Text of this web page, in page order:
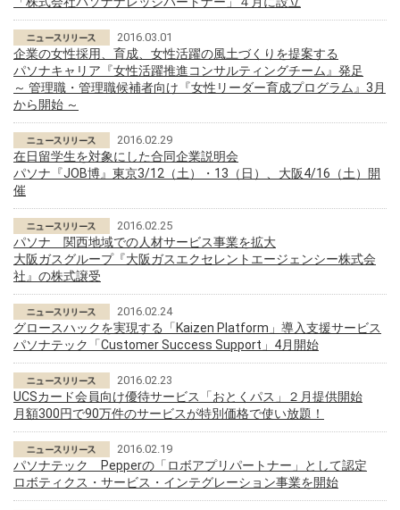
2016.03.01
企業の女性採用、育成、女性活躍の風土づくりを提案する
パソナキャリア『女性活躍推進コンサルティングチーム』発足
～ 管理職・管理職候補者向け『女性リーダー育成プログラム』3月
から開始 ～
2016.02.29
在日留学生を対象にした合同企業説明会
パソナ『JOB博』東京3/12（土）・13（日）、大阪4/16（土）開
催
2016.02.25
パソナ 関西地域での人材サービス事業を拡大
大阪ガスグループ『大阪ガスエクセレントエージェンシー株式会
社』の株式譲受
2016.02.24
グロースハックを実現する「Kaizen Platform」導入支援サービス
パソナテック「Customer Success Support」4月開始
2016.02.23
UCSカード会員向け優待サービス「おとくパス」２月提供開始
月額300円で90万件のサービスが特別価格で使い放題！
2016.02.19
パソナテック Pepperの「ロボアプリパートナー」として認定
ロボティクス・サービス・インテグレーション事業を開始